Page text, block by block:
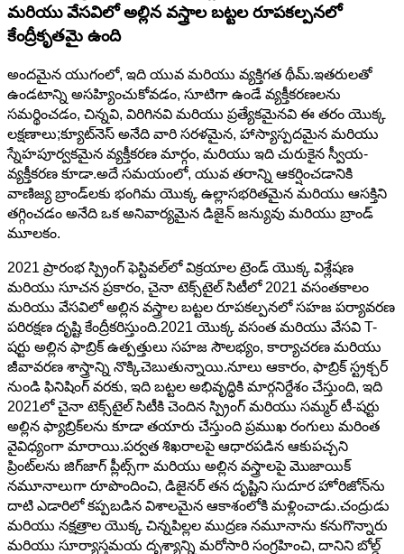
మరియు వేసవిలో అల్లిన వస్త్రాల బట్టల రూపకల్పనలో
కేంద్రీకృతమై ఉంది
అందమైన యుగంలో, ఇది యువ మరియు వ్యక్తిగత థీమ్.ఇతరులతో
ఉండటాన్ని అసహ్యించుకోవడం, సూటిగా ఉండే వ్యక్తీకరణలను
సమర్థించడం, చిన్నవి, విరిగినవి మరియు ప్రత్యేకమైనవి ఈ తరం యొక్క
లక్షణాలు;క్యూట్‌నెస్ అనేది వారి సరళమైన, హాస్యాస్పదమైన మరియు
స్నేహపూర్వకమైన వ్యక్తీకరణ మార్గం, మరియు ఇది చురుకైన స్వీయ-
వ్యక్తీకరణ కూడా.అదే సమయంలో, యువ తరాన్ని ఆకర్షించడానికి
వాణిజ్య బ్రాండ్‌లకు భంగిమ యొక్క ఉల్లాసభరితమైన మరియు ఆసక్తిని
తగ్గించడం అనేది ఒక అనివార్యమైన డిజైన్ జన్యువు మరియు బ్రాండ్
మూలకం.
2021 ప్రారంభ స్ప్రింగ్ ఫెస్టివల్‌లో విక్రయాల ట్రెండ్ యొక్క విశ్లేషణ
మరియు సూచన ప్రకారం, చైనా టెక్స్‌టైల్ సిటీలో 2021 వసంతకాలం
మరియు వేసవిలో అల్లిన వస్త్రాల బట్టల రూపకల్పనలో సహజ పర్యావరణ
పరిరక్షణ దృష్టి కేంద్రీకరిస్తుంది.2021 యొక్క వసంత మరియు వేసవి T-
షర్టు అల్లిన ఫాబ్రిక్ ఉత్పత్తులు సహజ సౌలభ్యం, కార్యాచరణ మరియు
జీవావరణ శాస్త్రాన్ని నొక్కిచెబుతున్నాయి.నూలు ఆకారం, ఫాబ్రిక్ స్ట్రక్చర్
నుండి ఫినిషింగ్ వరకు, ఇది బట్టల అభివృద్ధికి మార్గనిర్దేశం చేస్తుంది, ఇది
2021లో చైనా టెక్స్‌టైల్ సిటీకి చెందిన స్ప్రింగ్ మరియు సమ్మర్ టీ-షర్టు
అల్లిన ఫ్యాబ్రిక్‌లను కూడా తయారు చేస్తుంది ప్రముఖ రంగులు మరింత
వైవిధ్యంగా మారాయి.పర్వత శిఖరాలపై ఆధారపడిన ఆకుపచ్చని
ప్రింట్‌లను జిగ్‌జాగ్ ప్లీట్స్‌గా మరియు అల్లిన వస్త్రాలపై మొజాయిక్
నమూనాలుగా రూపొందించి, డిజైనర్ తన దృష్టిని సుదూర హోరిజోన్‌ను
దాటి ఎడారిలో కప్పబడిన విశాలమైన ఆకాశంలోకి మళ్లించాడు.చంద్రుడు
మరియు నక్షత్రాల యొక్క చిన్నపిల్లల ముద్రణ నమూనాను కనుగొన్నారు
మరియు సూర్యాస్తమయ దృశ్యాన్ని మరోసారి సంగ్రహించి, దానిని బోల్డ్